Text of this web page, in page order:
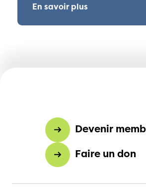
En savoir plus
Devenir
Faire un don